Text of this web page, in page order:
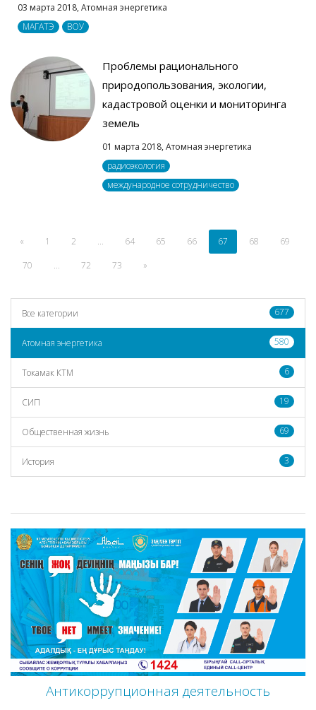
03 марта 2018, Атомная энергетика
МАГАТЭ
ВОУ
Проблемы рационального
природопользования, экологии,
кадастровой оценки и мониторинга
земель
01 марта 2018, Атомная энергетика
радиоэкология
международное сотрудничество
« 1 2 ... 64 65 66 67 68
69
70
... 72 73 »
Все категории 677
Атомная энергетика 580
Токамак КТМ 6
СИП 19
Общественная жизнь 69
История 3
Антикоррупционная деятельность